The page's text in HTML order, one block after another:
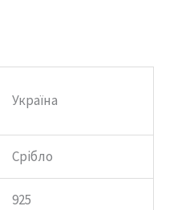
Україна
Срібло
925